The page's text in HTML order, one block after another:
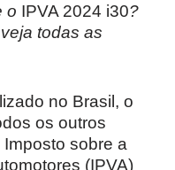
o IPVA 2024 i30?
todas as
no Brasil, o
os outros
sobre a
(IPVA)